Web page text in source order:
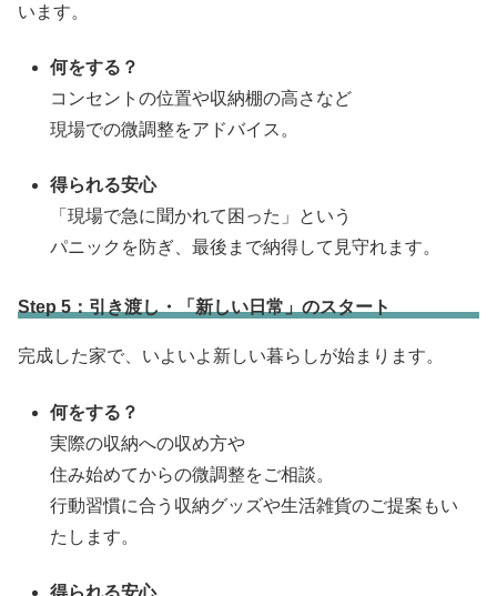
います。
何をする？
コンセントの位置や収納棚の高さなど
現場での微調整をアドバイス。
得られる安心
「現場で急に聞かれて困った」という
パニックを防ぎ、最後まで納得して見守れます。
Step 5：引き渡し・「新しい日常」のスタート
完成した家で、いよいよ新しい暮らしが始まります。
何をする？
実際の収納への収め方や
住み始めてからの微調整をご相談。
行動習慣に合う収納グッズや生活雑貨のご提案もい
たします。